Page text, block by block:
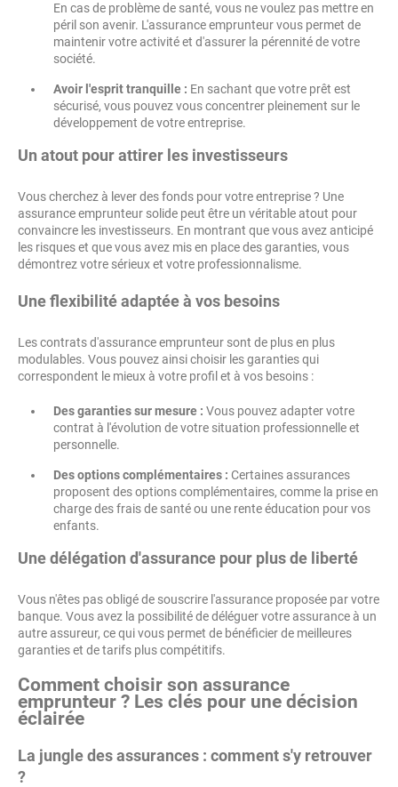
En cas de problème de santé, vous ne voulez pas mettre en
péril son avenir. L'assurance emprunteur vous permet de
maintenir votre activité et d'assurer la pérennité de votre
société.
Avoir l'esprit tranquille : En sachant que votre prêt est
sécurisé, vous pouvez vous concentrer pleinement sur le
développement de votre entreprise.
Un atout pour attirer les investisseurs
Vous cherchez à lever des fonds pour votre entreprise ? Une
assurance emprunteur solide peut être un véritable atout pour
convaincre les investisseurs. En montrant que vous avez anticipé
les risques et que vous avez mis en place des garanties, vous
démontrez votre sérieux et votre professionnalisme.
Une flexibilité adaptée à vos besoins
Les contrats d'assurance emprunteur sont de plus en plus
modulables. Vous pouvez ainsi choisir les garanties qui
correspondent le mieux à votre profil et à vos besoins :
Des garanties sur mesure : Vous pouvez adapter votre
contrat à l'évolution de votre situation professionnelle et
personnelle.
Des options complémentaires : Certaines assurances
proposent des options complémentaires, comme la prise en
charge des frais de santé ou une rente éducation pour vos
enfants.
Une délégation d'assurance pour plus de liberté
Vous n'êtes pas obligé de souscrire l'assurance proposée par votre
banque. Vous avez la possibilité de déléguer votre assurance à un
autre assureur, ce qui vous permet de bénéficier de meilleures
garanties et de tarifs plus compétitifs.
Comment choisir son assurance
emprunteur ? Les clés pour une décision
éclairée
La jungle des assurances : comment s'y retrouver
?